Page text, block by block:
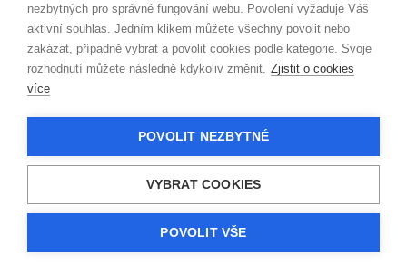
Italské prázdniny s polským kamionem
nezbytných pro správné fungování webu. Povolení vyžaduje Váš
aktivní souhlas. Jedním klikem můžete všechny povolit nebo
zakázat, případně vybrat a povolit cookies podle kategorie. Svoje
rozhodnutí můžete následně kdykoliv změnit. Zjistit o cookies
více
POVOLIT NEZBYTNÉ
VYBRAT COOKIES
POVOLIT VŠE